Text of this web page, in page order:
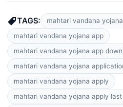
TAGS:
mahtari vandana yojana
mahtari vandana yojana app
mahtari vandana yojana app
mahtari vandana yojana
mahtari vandana yojana apply
mahtari vandana yojana apply